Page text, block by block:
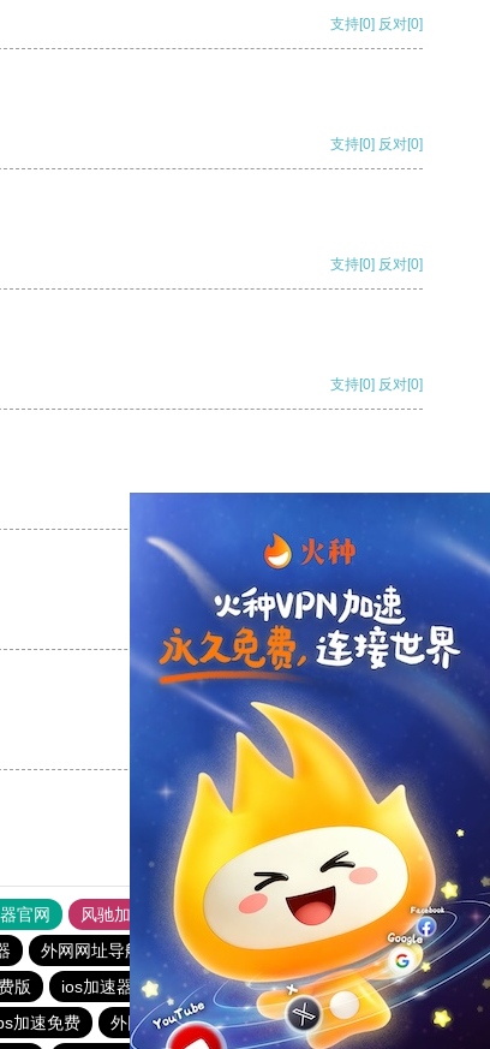
支持[0] 反对[0]
支持[0] 反对[0]
支持[0] 反对[0]
支持[0] 反对[0]
支持 [0] 反对 [0]
支持
官网 风驰加速器
旋风加速器
外网网址导航 软件中心 雷霆加速
狂飙加速器
版 ios加速器 海鸥加速器
飞狗加速器
加速免费 外网加速免费软件 outline
雷轰加速官网